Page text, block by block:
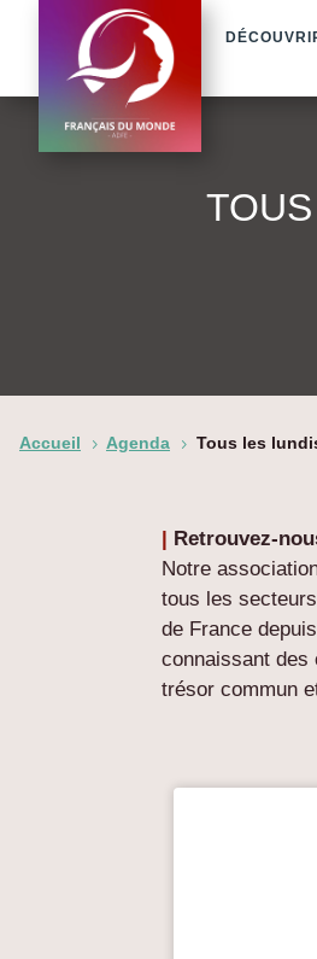
Accueil 5 Agenda 5 Tous les
| Retrouvez-
Notre
tous les
de France
connaissant des
trésor commun